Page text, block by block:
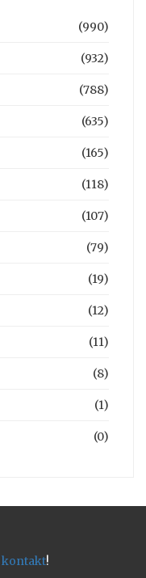
(990)
(932)
(788)
(635)
(165)
(118)
(107)
(79)
(19)
(12)
(11)
(8)
(1)
(0)
kontakt!